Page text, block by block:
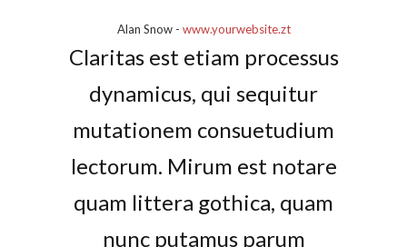
Alan Snow- www.yourwebsite.zt
Claritas est etiam processus
dynamicus, qui sequitur
mutationem consuetudium
lectorum. Mirum est notare
quam littera gothica, quam
nunc putamus parum